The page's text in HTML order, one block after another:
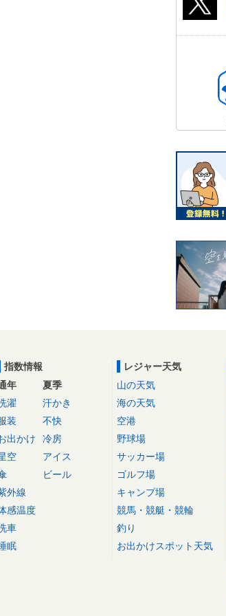
指数情報
年
濯
装
出かけ
空
外線
感温度
車
眠
夏季
汗かき
不快
冷房
アイス
ビール
レジャー天気
山の天気
海の天気
空港
野球場
サッカー場
ゴルフ場
キャンプ場
競馬・競艇・競輪
釣り
お出かけスポット天気